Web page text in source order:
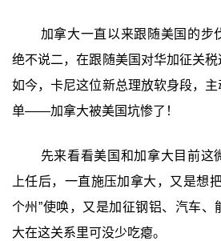
加拿大一直以来跟随美国的步
绝不说二，在跟随美国对华加征关
如今，卡尼这位新总理放软身段，
单——加拿大被美国坑惨了！
先来看看美国和加拿大目前这
上任后，一直施压加拿大，又是想
个州”使唤，又是加征钢铝、汽车、
大在这关系里可没少吃瘪。